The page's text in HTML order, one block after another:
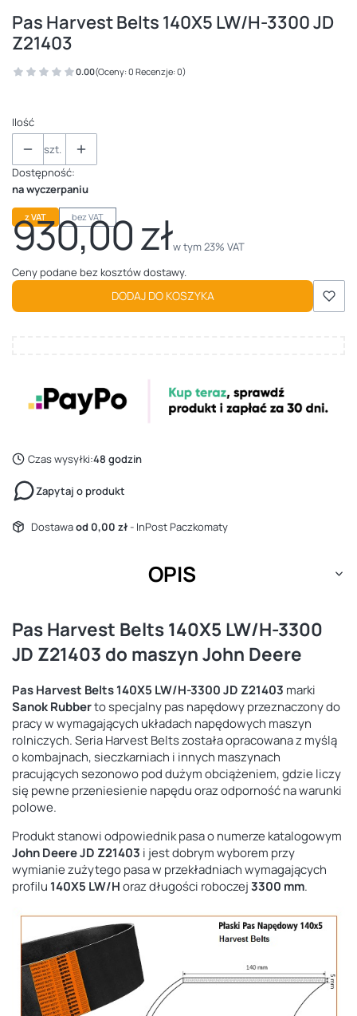
Pas Harvest Belts 140X5 LW/H-3300 JD
Z21403
0.00(Oceny: 0 Recenzje: 0)
Ilość
szt.
Dostępność:
na wyczerpaniu
z VAT bez VAT
Cena
930,00 złw tym 23% VAT
w tym 23% VAT
Ceny podane bez kosztów dostawy.
DODAJ DO KOSZYKA
Czas wysyłki:48 godzin
Zapytaj o produkt
Dostawaod 0,00 zł- InPost Paczkomaty
OPIS
Pas Harvest Belts 140X5 LW/H-3300
JD Z21403 do maszyn John Deere
Pas Harvest Belts 140X5 LW/H-3300 JD Z21403 marki
Sanok Rubberto specjalny pas napędowy przeznaczony do
pracy w wymagających układach napędowych maszyn
rolniczych. Seria Harvest Belts została opracowana z myślą
o kombajnach, sieczkarniach i innych maszynach
pracujących sezonowo pod dużym obciążeniem, gdzie liczy
się pewne przeniesienie napędu oraz odporność na warunki
polowe.
Produkt stanowi odpowiednik pasa o numerze katalogowym
John Deere JD Z21403 i jest dobrym wyborem przy
wymianie zużytego pasa w przekładniach wymagających
profilu 140X5 LW/Horaz długości roboczej3300 mm.